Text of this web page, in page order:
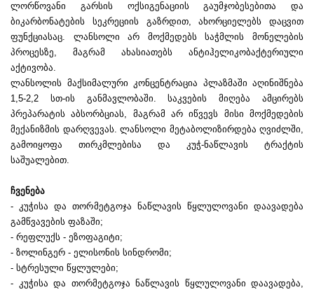
ლორწოვანი გარსის ოქსიგენაციის გაუმჯობესებითა და
ბიკარბონატების სეკრეციის გაზრდით, ახორციელებს დაცვით
ფუნქციასაც. ლანსოლი არ მოქმედებს საჭმლის მონელების
პროცესზე, მაგრამ ახასიათებს ანტიჰელიკობაქტერიული
აქტივობა.
ლანსოლის მაქსიმალური კონცენტრაცია პლაზმაში აღინიშნება
1,5-2,2 სთ-ის განმავლობაში. საკვების მიღება ამცირებს
პრეპარატის აბსორბციას, მაგრამ არ იწვევს მისი მოქმედების
მექანიზმის დარღვევას. ლანსოლი მეტაბოლიზირდება ღვიძლში,
გამოიყოფა თირკმლებისა და კუჭ-ნაწლავის ტრაქტის
საშუალებით.
ჩვენება
- კუჭისა და თორმეტგოჯა ნაწლავის წყლულოვანი დაავადება
გამწვავების ფაზაში;
- რეფლუქს - ეზოფაგიტი;
- ზოლინგერ - ელისონის სინდრომი;
- სტრესული წყლულები;
- კუჭისა და თორმეტგოჯა ნაწლავის წყლულოვანი დაავადება,